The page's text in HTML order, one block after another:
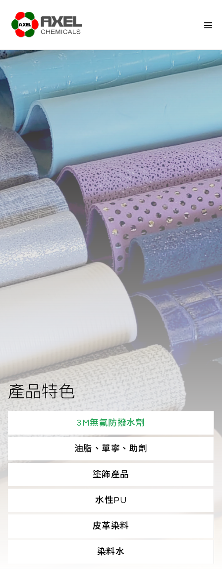
產品特色
3M無氟防撥水劑
油脂、單寧、助劑
塗飾產品
水性PU
皮革染料
染料水